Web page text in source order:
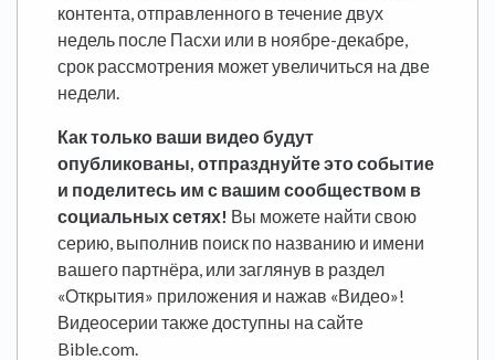
контента, отправленного в течение двух
недель после Пасхи или в ноябре-декабре,
срок рассмотрения может увеличиться на две
недели.
Как только ваши видео будут
опубликованы, отпразднуйте это событие
и поделитесь им с вашим сообществом в
социальных сетях! Вы можете найти свою
серию, выполнив поиск по названию и имени
вашего партнёра, или заглянув в раздел
«Открытия» приложения и нажав «Видео»!
Видеосерии также доступны на сайте
Bible.com.